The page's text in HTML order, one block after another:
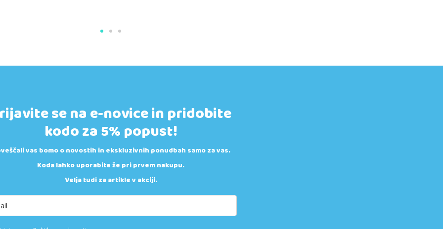
se na e-novice in pridobite
kodo za 5% popust!
vas bomo o novostih in ekskluzivnih ponudbah samo za vas.
Koda lahko uporabite že pri prvem nakupu.
Velja tudi za artikle v akciji.